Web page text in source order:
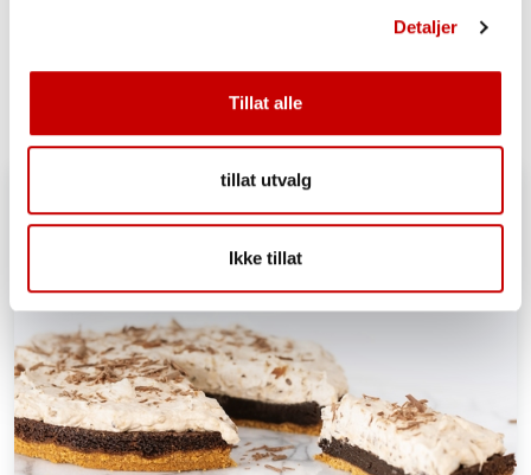
Detaljer
Tillat alle
tillat utvalg
Ikke tillat